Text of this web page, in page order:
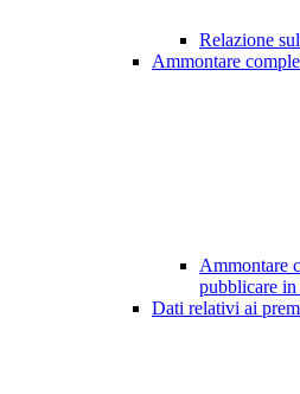
Relazione
Ammontare
Ammontare
pubblicare in
Dati relativi ai